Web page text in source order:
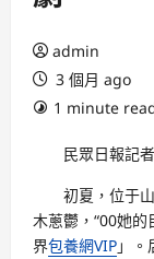
admin
3 個月 ago
1 minute
民眾日報記
初夏，位于
木蔥鬱，“00她
界包養網VIP」。